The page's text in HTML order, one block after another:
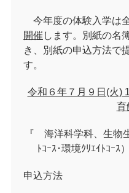
今年度の体験入学は
開催 します。別紙の名
き、別紙の申込方法で
す。
令和６年７月９日(火)
育
『 海洋科学科、生物
ﾄｺｰｽ･環境ｸﾘｴｲﾄｺｰ
申込方法